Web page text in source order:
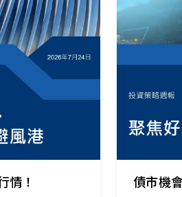
情！ 債市機